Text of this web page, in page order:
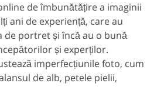
de îmbunătățire a imaginii
ani de experiență, care au
de portret și încă au o bună
și experților.
imperfecțiunile foto, cum
de alb, petele pielii,